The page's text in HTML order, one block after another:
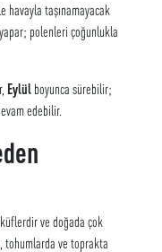
havayla taşınamayacak
polenleri çoğunlukla
Eylül boyunca sürebilir;
edebilir.
ve doğada çok
tohumlarda ve toprakta